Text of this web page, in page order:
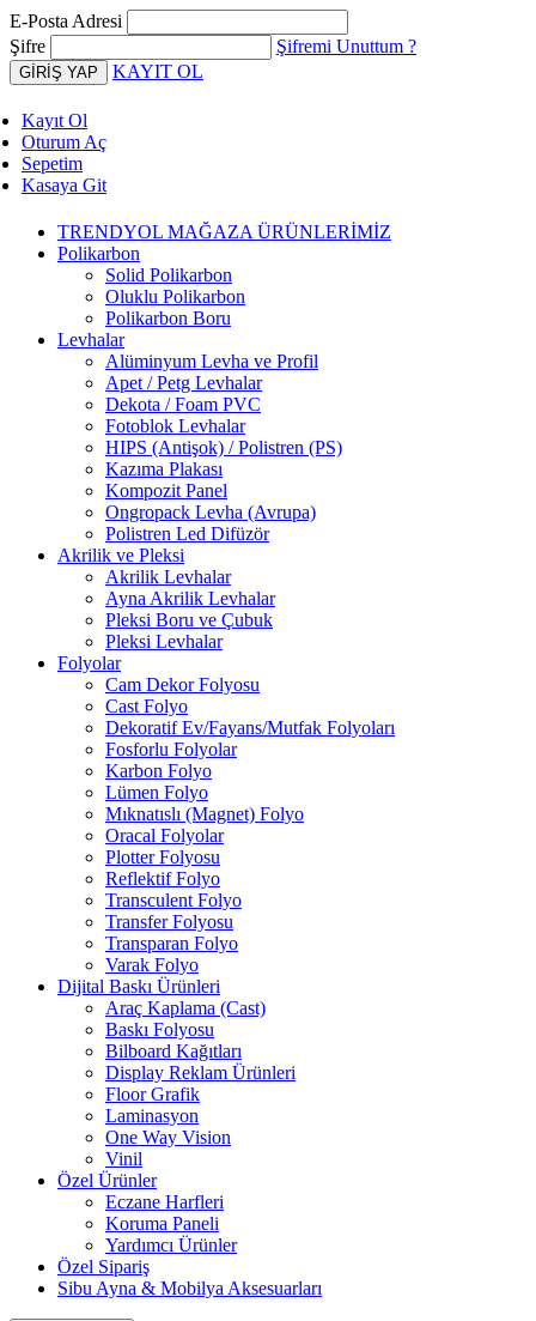
E-Posta Adresi
Şifre
Şifremi Unuttum ?
KAYIT OL
Kayıt Ol
Oturum Aç
Sepetim
Kasaya Git
TRENDYOL MAĞAZA ÜRÜNLERİMİZ
Polikarbon
Solid Polikarbon
Oluklu Polikarbon
Polikarbon Boru
Levhalar
Alüminyum Levha ve Profil
Apet / Petg Levhalar
Dekota / Foam PVC
Fotoblok Levhalar
HIPS (Antişok) / Polistren (PS)
Kazıma Plakası
Kompozit Panel
Ongropack Levha (Avrupa)
Polistren Led Difüzör
Akrilik ve Pleksi
Akrilik Levhalar
Ayna Akrilik Levhalar
Pleksi Boru ve Çubuk
Pleksi Levhalar
Folyolar
Cam Dekor Folyosu
Cast Folyo
Dekoratif Ev/Fayans/Mutfak Folyoları
Fosforlu Folyolar
Karbon Folyo
Lümen Folyo
Mıknatıslı (Magnet) Folyo
Oracal Folyolar
Plotter Folyosu
Reflektif Folyo
Transculent Folyo
Transfer Folyosu
Transparan Folyo
Varak Folyo
Dijital Baskı Ürünleri
Araç Kaplama (Cast)
Baskı Folyosu
Bilboard Kağıtları
Display Reklam Ürünleri
Floor Grafik
Laminasyon
One Way Vision
Vinil
Özel Ürünler
Eczane Harfleri
Koruma Paneli
Yardımcı Ürünler
Özel Sipariş
Sibu Ayna & Mobilya Aksesuarları